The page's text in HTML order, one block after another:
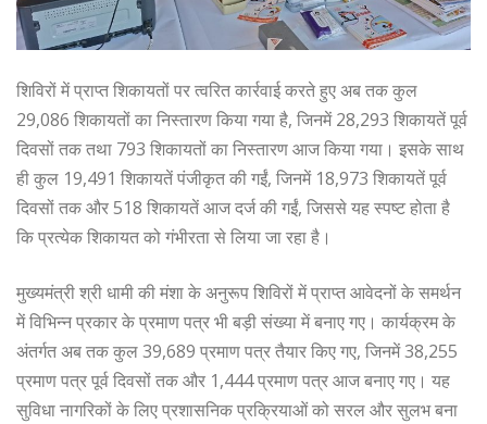
शिविरों में प्राप्त शिकायतों पर त्वरित कार्रवाई करते हुए अब तक कुल
29,086 शिकायतों का निस्तारण किया गया है, जिनमें 28,293 शिकायतें पूर्व
दिवसों तक तथा 793 शिकायतों का निस्तारण आज किया गया। इसके साथ
ही कुल 19,491 शिकायतें पंजीकृत की गईं, जिनमें 18,973 शिकायतें पूर्व
दिवसों तक और 518 शिकायतें आज दर्ज की गईं, जिससे यह स्पष्ट होता है
कि प्रत्येक शिकायत को गंभीरता से लिया जा रहा है।
मुख्यमंत्री श्री धामी की मंशा के अनुरूप शिविरों में प्राप्त आवेदनों के समर्थन
में विभिन्न प्रकार के प्रमाण पत्र भी बड़ी संख्या में बनाए गए। कार्यक्रम के
अंतर्गत अब तक कुल 39,689 प्रमाण पत्र तैयार किए गए, जिनमें 38,255
प्रमाण पत्र पूर्व दिवसों तक और 1,444 प्रमाण पत्र आज बनाए गए। यह
सुविधा नागरिकों के लिए प्रशासनिक प्रक्रियाओं को सरल और सुलभ बना